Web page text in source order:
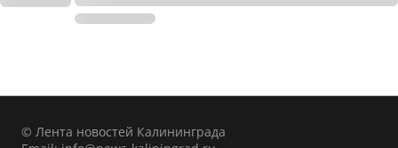
© Лента новостей Калининграда